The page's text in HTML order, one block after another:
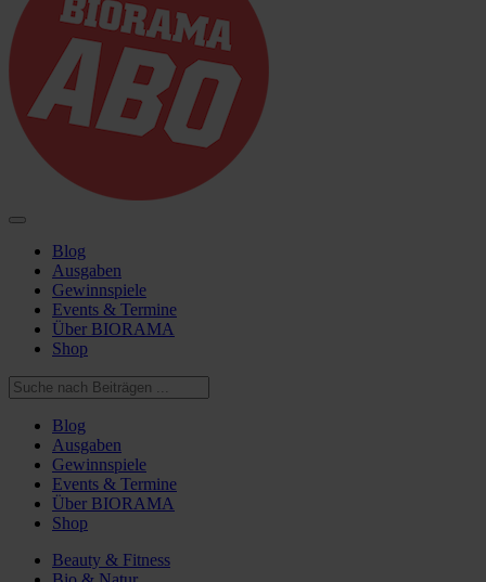
Blog
Ausgaben
Gewinnspiele
Events & Termine
Über BIORAMA
Shop
Blog
Ausgaben
Gewinnspiele
Events & Termine
Über BIORAMA
Shop
Beauty & Fitness